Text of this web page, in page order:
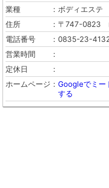
業種
ボディエステ
住所
〒747-0823
電話番号
0835-23-
営業時間
定休日
ホームページ
Googleでミー
する